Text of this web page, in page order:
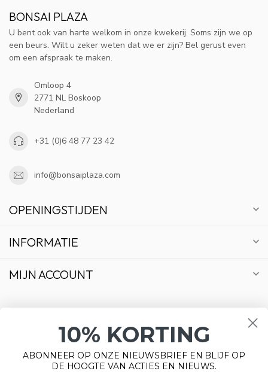
BONSAI PLAZA
U bent ook van harte welkom in onze kwekerij. Soms zijn we op
een beurs. Wilt u zeker weten dat we er zijn? Bel gerust even
om een afspraak te maken.
Omloop 4
2771 NL Boskoop
Nederland
+31 (0)6 48 77 23 42
info@bonsaiplaza.com
OPENINGSTIJDEN
INFORMATIE
MIJN ACCOUNT
10% KORTING
ABONNEER OP ONZE NIEUWSBRIEF EN BLIJF OP
DE HOOGTE VAN ACTIES EN NIEUWS.